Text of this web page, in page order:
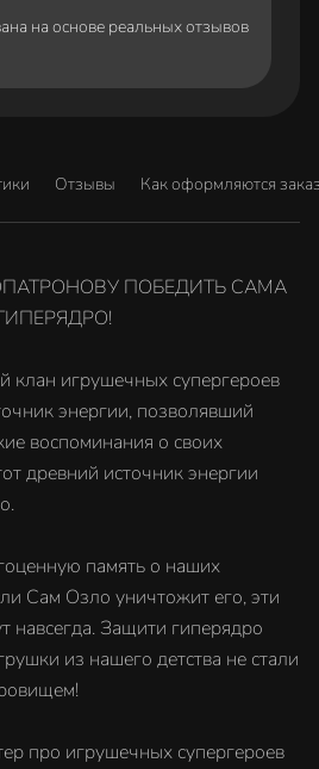
на основе реальных отзывов
Отзывы Как оформляются
ПОБЕДИТЬ САМА
игрушечных супергероев
энергии, позволявший
воспоминания о своих
древний источник энергии
память о наших
Сам Озло уничтожит его, эти
навсегда. Защити гиперядро
из нашего детства не стали
про игрушечных супергероев